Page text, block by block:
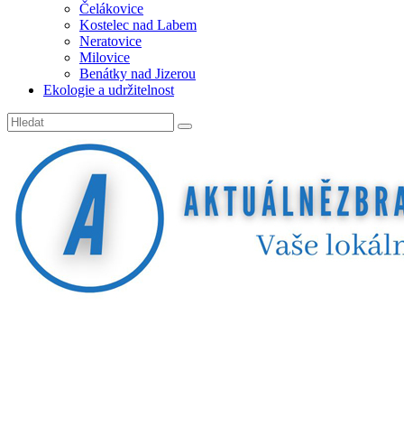
Čelákovice
Kostelec nad Labem
Neratovice
Milovice
Benátky nad Jizerou
Ekologie a udržitelnost